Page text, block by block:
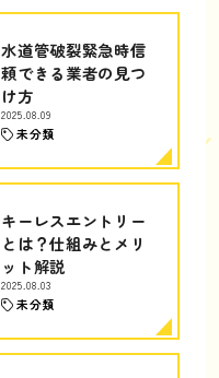
水道管破裂緊急時信
頼できる業者の見つ
け方
2025.08.09
未分類
キーレスエントリー
とは？仕組みとメリ
ット解説
2025.08.03
未分類